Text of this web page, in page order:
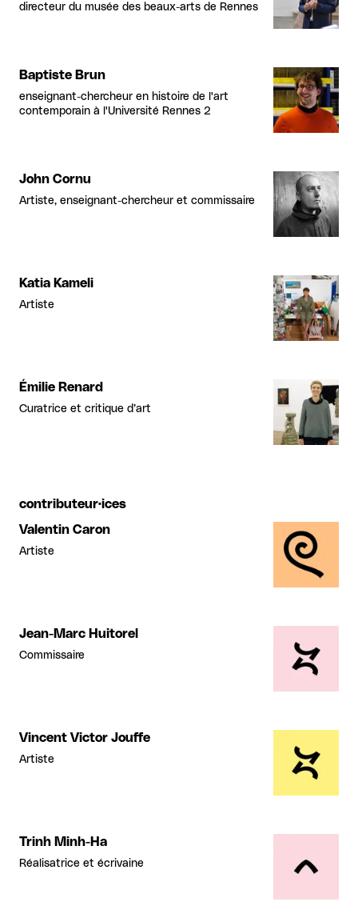
directeur du musée des beaux-arts de Rennes
Baptiste Brun
enseignant-chercheur en histoire de l'art
contemporain à l'Université Rennes 2
John Cornu
Artiste, enseignant-chercheur et commissaire
Katia Kameli
Artiste
Émilie Renard
Curatrice et critique d’art
contributeur·ices
Valentin Caron
Artiste
Jean-Marc Huitorel
Commissaire
Vincent Victor Jouffe
Artiste
Trinh Minh-Ha
Réalisatrice et écrivaine